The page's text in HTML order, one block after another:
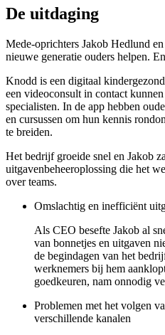
De uitdaging
Mede-oprichters Jakob Hedlund
nieuwe generatie ouders helpen.
Knodd is een digitaal
een videoconsult in contact
specialisten. In de app hebben
en cursussen om hun kennis
te breiden.
Het bedrijf groeide snel en Jakob
uitgavenbeheeroplossing die het
over teams.
Omslachtig en inefficiënt
Als CEO besefte Jakob al
van bonnetjes en uitgaven
de begindagen van het
werknemers bij hem
goedkeuren, nam onnodig
Problemen met het volgen
verschillende kanalen